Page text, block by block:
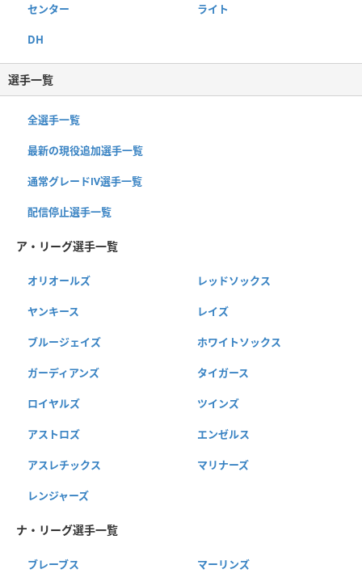
センター ライト
DH
選手一覧
全選手一覧
最新の現役追加選手一覧
通常グレードⅣ選手一覧
配信停止選手一覧
ア・リーグ選手一覧
オリオールズ レッドソックス
ヤンキース レイズ
ブルージェイズ ホワイトソックス
ガーディアンズ タイガース
ロイヤルズ ツインズ
アストロズ エンゼルス
アスレチックス マリナーズ
レンジャーズ
ナ・リーグ選手一覧
ブレーブス マーリンズ